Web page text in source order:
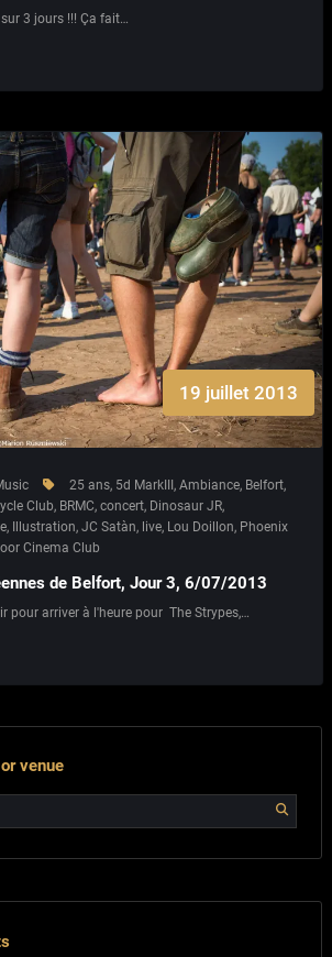
3 jours !!! Ça fait…
19 juillet 2013
25 ans, 5d MarkIII , Ambiance, Belfort,
Club, BRMC, concert, Dinosaur JR,
, Illustration, JC Satàn, live, Lou Doillon, Phoenix
Cinema Club
de Belfort, Jour 3, 6/07/2013
pour arriver à l'heure pour The Strypes,…
venue